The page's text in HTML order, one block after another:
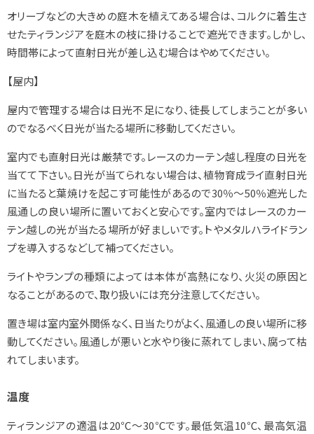
オリーブなどの大きめの庭木を植えてある場合は、コルクに着生さ
せたティランジアを庭木の枝に掛けることで遮光できます。しかし、
時間帯によって直射日光が差し込む場合はやめてください。
【屋内】
屋内で管理する場合は日光不足になり、徒長してしまうことが多い
のでなるべく日光が当たる場所に移動してください。
室内でも直射日光は厳禁です。レースのカーテン越し程度の日光を
当てて下さい。日光が当てられない場合は、植物育成ライ直射日光
に当たると葉焼けを起こす可能性があるので30％～50％遮光した
風通しの良い場所に置いておくと安心です。室内ではレースのカー
テン越しの光が当たる場所が好ましいです。トやメタルハライドラン
プを導入するなどして補ってください。
ライトやランプの種類によっては本体が高熱になり、火災の原因と
なることがあるので、取り扱いには充分注意してください。
置き場は室内室外関係なく、日当たりがよく、風通しの良い場所に移
動してください。風通しが悪いと水やり後に蒸れてしまい、腐って枯
れてしまいます。
温度
ティランジアの適温は20℃～30℃です。最低気温10℃、最高気温